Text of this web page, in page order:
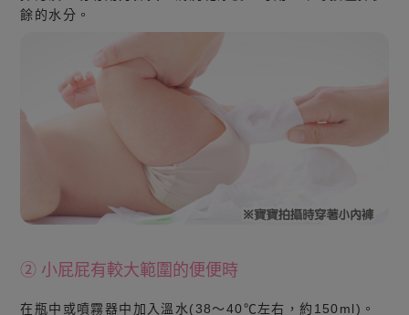
餘的水分。
② 小屁屁有較大範圍的便便時
在瓶中或噴霧器中加入溫水(38～40℃左右，約150ml)。